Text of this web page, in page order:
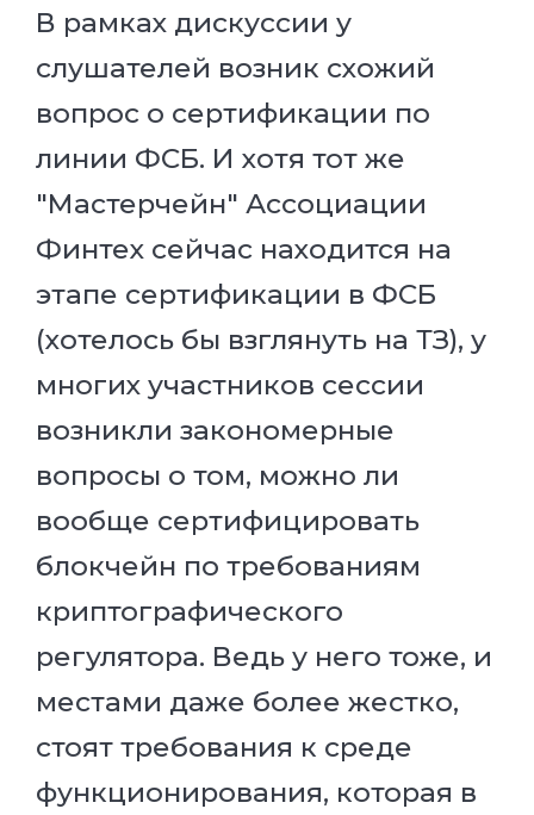
В рамках дискуссии у
слушателей возник схожий
вопрос о сертификации по
линии ФСБ. И хотя тот же
"Мастерчейн" Ассоциации
Финтех сейчас находится на
этапе сертификации в ФСБ
(хотелось бы взглянуть на ТЗ), у
многих участников сессии
возникли закономерные
вопросы о том, можно ли
вообще сертифицировать
блокчейн по требованиям
криптографического
регулятора. Ведь у него тоже, и
местами даже более жестко,
стоят требования к среде
функционирования, которая в